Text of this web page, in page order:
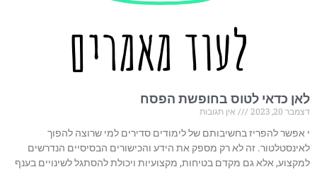
לעוד מאמרים
לאן כדאי לטוס בחופשת הפסח
דצמבר 20, 2023
אין תגובות
י אפשר להפריז בחשיבותם של לימודים סדירים למי שרוצה להפוך
לאינסטלטור. זה לא רק מספק את הידע והכישורים הבסיסיים הנדרשים
למקצוע, אלא גם מקדם בטיחות, מקצועיות ויכולת להסתגל לשינויים בענף